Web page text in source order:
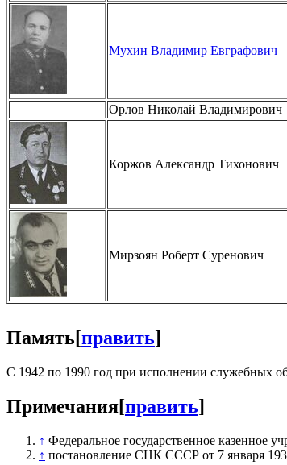
Мухин Владимир Евграфович
Орлов Николай Владимирович
Коржов Александр Тихонович
Мирзоян Роберт Суренович
Память[править]
С 1942 по 1990 год при исполнении служебных
Примечания[править]
↑ Федеральное государственное казенное
↑ постановление СНК СССР от 7 января